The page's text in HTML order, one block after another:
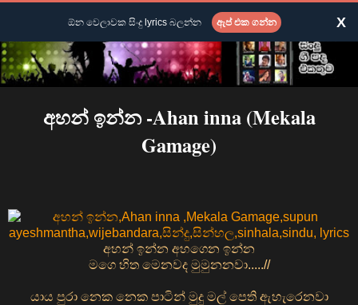
අහන් ඉන්න -Ahan inna (Mekala
Gamage)
අහන් ඉන්න අහගෙන ඉන්න
මගෙ හිත මෙනවද මුමුනනවා.....//
යාය පුරා නෙක නෙක පාටින් මුදු මල් පෙති ඇහැරෙනවා
ඕන වෙලාවක සිංදු lyrics බලන්න ඇප් එක ගන්න X